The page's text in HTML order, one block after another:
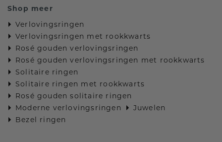
Shop meer
Verlovingsringen
Verlovingsringen met rookkwarts
Rosé gouden verlovingsringen
Rosé gouden verlovingsringen met rookkwarts
Solitaire ringen
Solitaire ringen met rookkwarts
Rosé gouden solitaire ringen
Moderne verlovingsringen
Juwelen
Bezel ringen